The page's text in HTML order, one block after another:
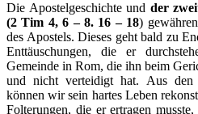
Die Apostelgeschichte und der
(2 Tim 4, 6 – 8. 16 – 18)
des Apostels. Dieses geht bald zu
Enttäuschungen, die er
Gemeinde in Rom, die ihn beim
und nicht verteidigt hat. Aus den
können wir sein hartes Leben
Folterungen, die er ertragen